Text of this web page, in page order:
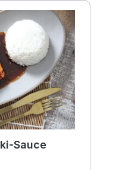
Sauce